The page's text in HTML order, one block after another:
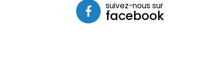
suivez-nous sur
facebook